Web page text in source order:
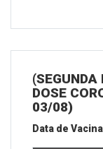
DOSE
03/08)
Data de